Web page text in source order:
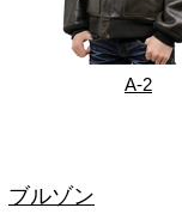
A-2
ブルゾン